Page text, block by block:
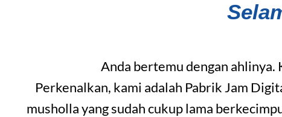
Anda bertemu dengan ahlinya.
Perkenalkan, kami adalah Pabrik Jam
musholla yang sudah cukup lama